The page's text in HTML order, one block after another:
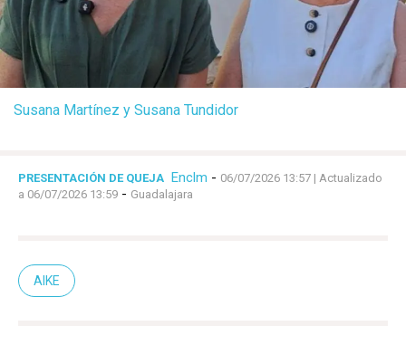
Susana Martínez y Susana Tundidor
PRESENTACIÓN DE QUEJA Enclm - 06/07/2026 13:57 | Actualizado
a 06/07/2026 13:59 - Guadalajara
AIKE